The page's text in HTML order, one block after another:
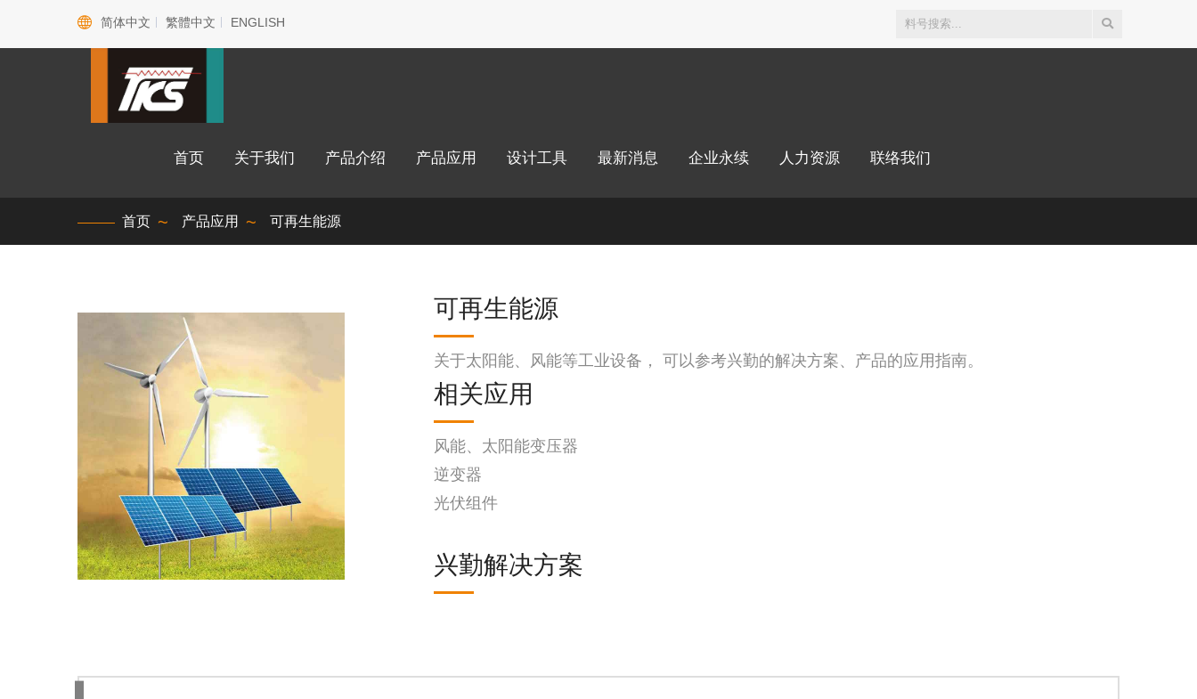
简体中文 繁體中文 ENGLISH
首页 关于我们 产品介绍 产品应用 设计工具 最新消息 企业永续 人力资源 联络我们
首页 产品应用 可再生能源
可再生能源
关于太阳能、风能等工业设备， 可以参考兴勤的解决方案、产品的应用指南。
相关应用
风能、太阳能变压器
逆变器
光伏组件
兴勤解决方案